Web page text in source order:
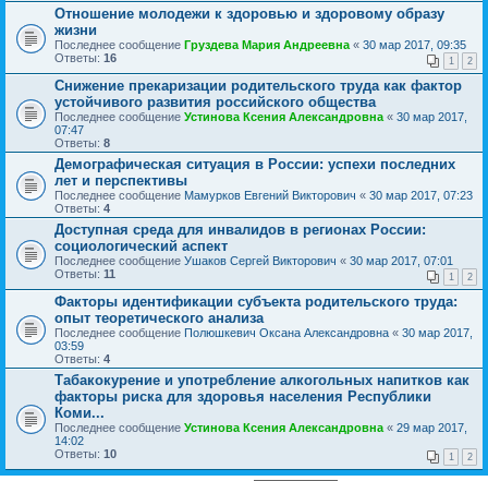
Отношение молодежи к здоровью и здоровому образу
жизни
Последнее сообщение Груздева Мария Андреевна « 30 мар 2017, 09:35
Ответы: 16 1 2
Cнижение прекаризации родительского труда как фактор
устойчивого развития российского общества
Последнее сообщение Устинова Ксения Александровна « 30 мар 2017,
07:47
Ответы: 8
Демографическая ситуация в России: успехи последних
лет и перспективы
Последнее сообщение Мамурков Евгений Викторович « 30 мар 2017, 07:23
Ответы: 4
Доступная среда для инвалидов в регионах России:
социологический аспект
Последнее сообщение Ушаков Сергей Викторович « 30 мар 2017, 07:01
Ответы: 11 1 2
Факторы идентификации субъекта родительского труда:
опыт теоретического анализа
Последнее сообщение Полюшкевич Оксана Александровна « 30 мар 2017,
03:59
Ответы: 4
Табакокурение и употребление алкогольных напитков как
факторы риска для здоровья населения Республики
Коми...
Последнее сообщение Устинова Ксения Александровна « 29 мар 2017,
14:02
Ответы: 10 1 2